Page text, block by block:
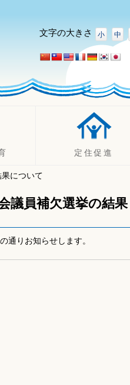
文字の大きさ 小 中
幼児）
定住促進
定住促進
空き家バンク
について
議員補欠選挙の結果
通りお知らせします。